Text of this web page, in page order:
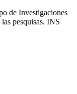
de Investigaciones
pesquisas. INS